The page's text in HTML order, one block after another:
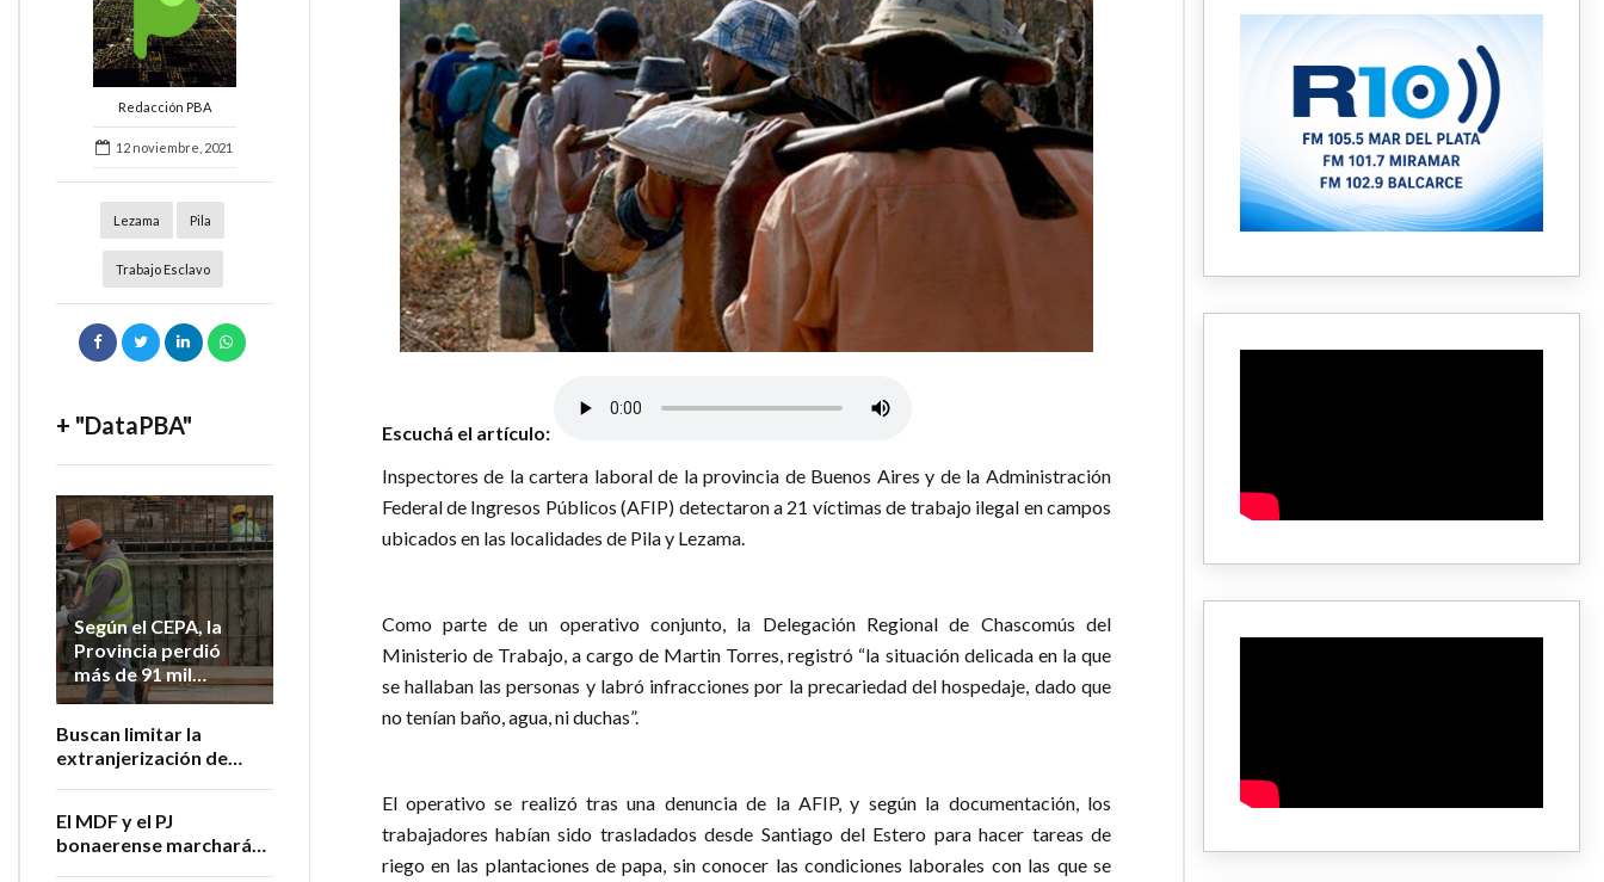
Redacción PBA
12 noviembre, 2021
Lezama Pila
Trabajo Esclavo
+ "DataPBA"
Según el CEPA, la
Provincia perdió
más de 91 mil
empleos
2023
Buscan limitar la
extranjerización de
El MDF y el PJ
bonaerense marcharán
Escuchá el artículo:
Inspectores de la cartera laboral de la provincia de Buenos Aires y de la Administración
Federal de Ingresos Públicos (AFIP) detectaron a 21 víctimas de trabajo ilegal en campos
ubicados en las localidades de Pila y Lezama.
Como parte de un operativo conjunto, la Delegación Regional de Chascomús del
Ministerio de Trabajo, a cargo de Martin Torres, registró “la situación delicada en la que
se hallaban las personas y labró infracciones por la precariedad del hospedaje, dado que
no tenían baño, agua, ni duchas”.
El operativo se realizó tras una denuncia de la AFIP, y según la documentación, los
trabajadores habían sido trasladados desde Santiago del Estero para hacer tareas de
riego en las plantaciones de papa, sin conocer las condiciones laborales con las que se